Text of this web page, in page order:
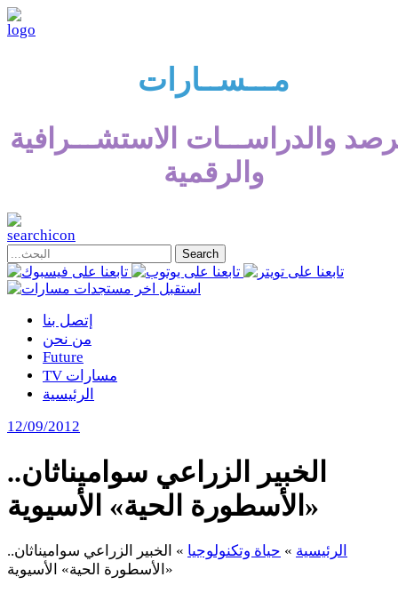
مـــســارات
والدراســـات الاستشـــرافية
والرقمية
إتصل بنا
من نحن
Future
TV مسارات
الرئيسية
12/09/2012
الخبير الزراعي سواميناثان..
«الأسطورة الحية» الأسيوية
الرئيسية » حياة وتكنولوجيا » الخبير الزراعي سواميناثان..
«الأسطورة الحية» الأسيوية